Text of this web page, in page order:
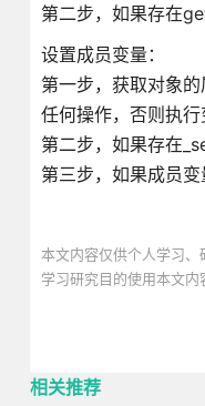
第二步，如果存在
设置成员变量：
第一步，获取对象
任何操作，否则执
第二步，如果存在
第三步，如果成员
本文内容仅供个人学习
学习研究目的使用本文内
相关推荐